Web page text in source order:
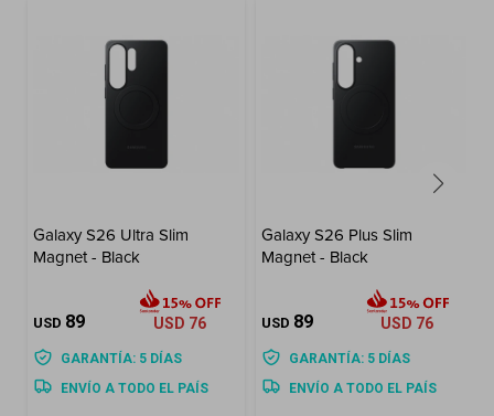
Galaxy S26 Ultra Slim
Magnet - Black
USD 89 USD 76
GARANTÍA: 5 DÍAS
ENVÍO A TODO EL PAÍS
Galaxy S26 Plus Slim
Magnet - Black
USD 89 USD 76
GARANTÍA: 5 DÍAS
ENVÍO A TODO EL PAÍS